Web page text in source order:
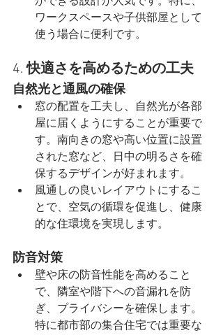
ワークスペースや子供部屋として
使う場合に便利です。
4. 快適さを高めるための工夫
自然光と通風の確保
窓の配置を工夫し、自然光が各部
屋に届くようにすることが重要で
す。南向きの窓や高い位置に設置
された窓など、日中の明るさを確
保するデザインが好まれます。
風通しの良いレイアウトにするこ
とで、空気の循環を促進し、健康
的な住環境を実現します。
防音対策
壁や床の防音性能を高めること
で、隣室や階下への音漏れを防
ぎ、プライバシーを確保します。
特に都市部の集合住宅では重要な